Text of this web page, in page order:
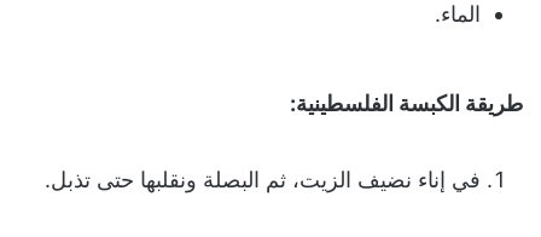
الماء.
طريقة الكبسة الفلسطينية:
في إناء نضيف الزيت، ثم البصلة ونقلبها حتى تذبل.